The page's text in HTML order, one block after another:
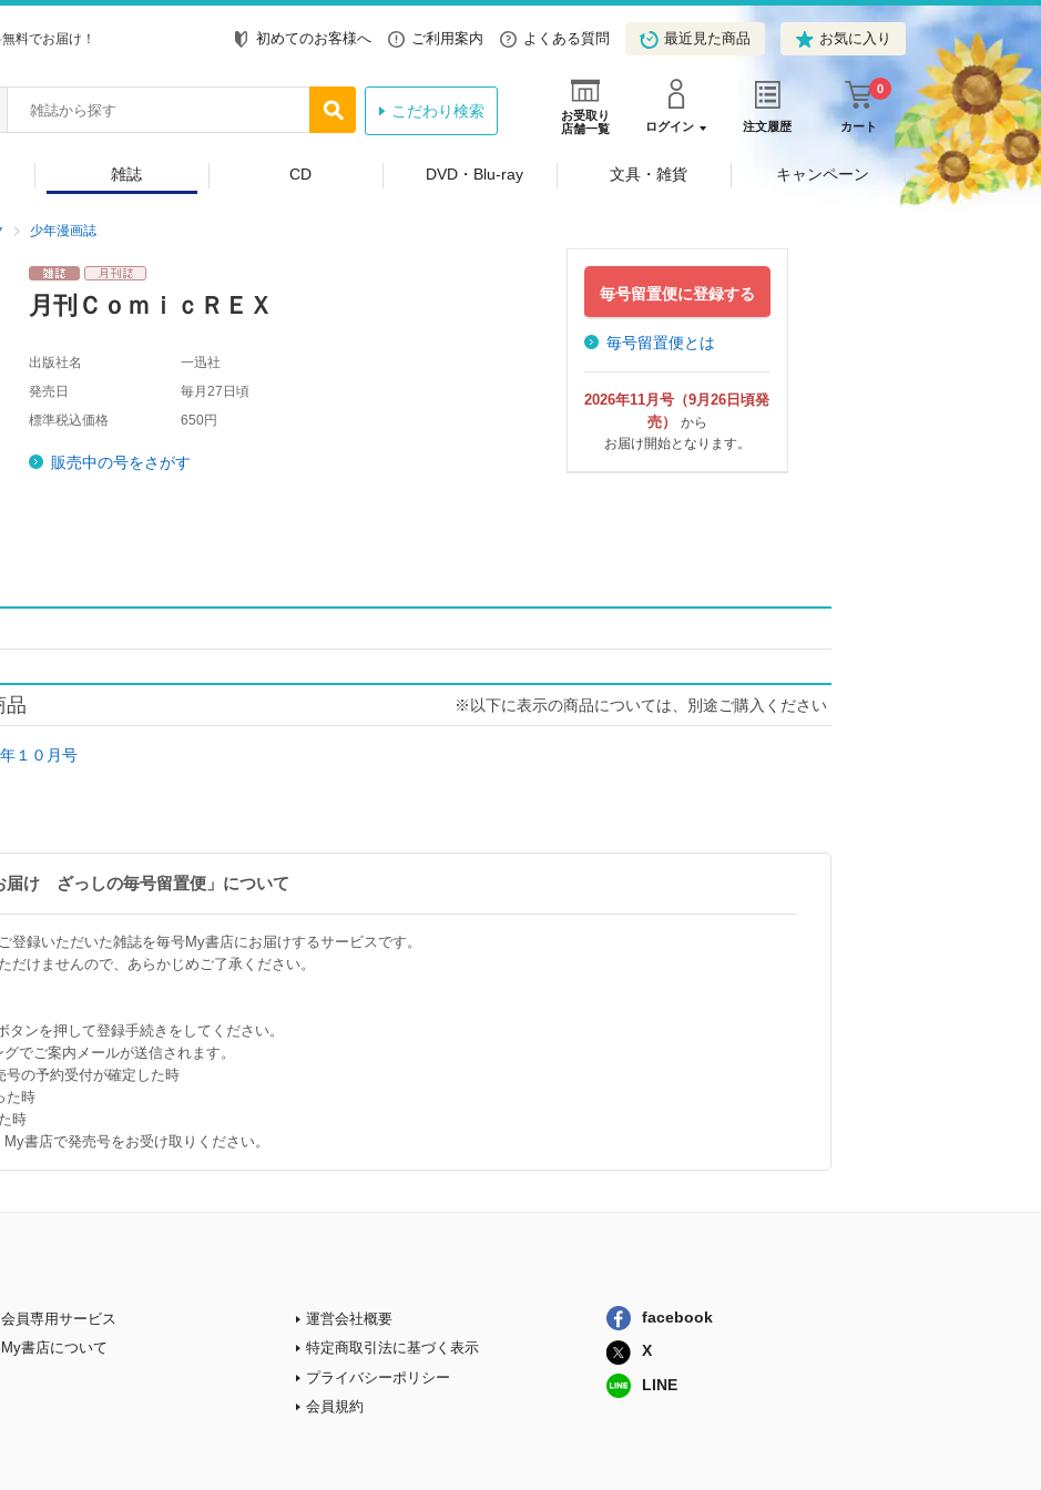
料でお届け！ 初めてのお客様へ ご利用案内 よくある質問 最近見た商品 お気に入り
お受取り
店舗一覧
ログイン 注文履歴 カート
0
こだわり検索
雑誌 CD DVD・Blu-ray 文具・雑貨 キャンペーン
少年漫画誌
月刊ＣｏｍｉｃＲＥＸ
出版社名
一迅社
発売日
毎月27日頃
標準税込価格
650円
販売中の号をさがす
毎号留置便に登録する
毎号留置便とは
2026年11月号（9月26日頃発
売）
から
お届け開始となります。
品 ※以下に表示の商品については、別途ご購入ください
１０月号
届け ざっしの毎号留置便」について
登録いただいた雑誌を毎号My書店にお届けするサービスです。
だけませんので、あらかじめご了承ください。
ンを押して登録手続きをしてください。
でご案内メールが送信されます。
の予約受付が確定した時
た時
時
書店で発売号をお受け取りください。
会員専用サービス
My書店について
運営会社概要
特定商取引法に基づく表示
プライバシーポリシー
会員規約
facebook
X
LINE